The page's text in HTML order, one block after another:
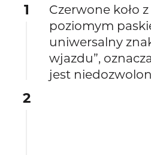
1
Czerwone koło
poziomym
uniwersalny
wjazdu”,
jest
2